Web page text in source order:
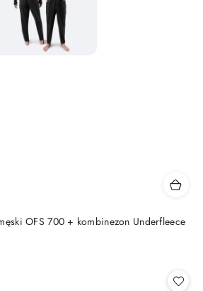
OFS 700 + kombinezon Underfleece